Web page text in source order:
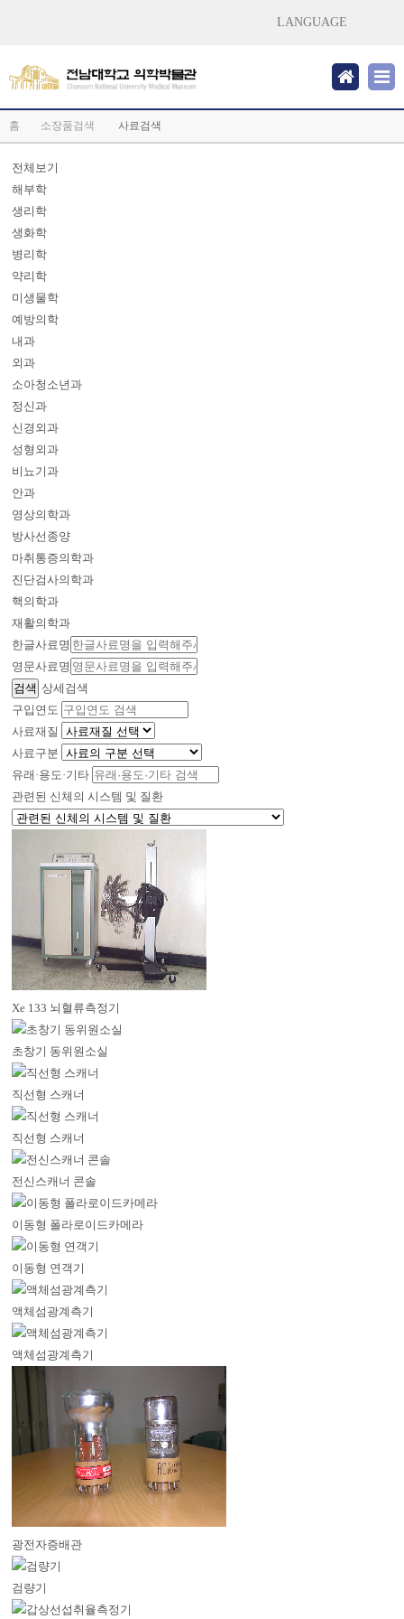
LANGUAGE
홈 소장품검색 사료검색
전체보기
해부학
생리학
생화학
병리학
약리학
미생물학
예방의학
내과
외과
소아청소년과
정신과
신경외과
성형외과
비뇨기과
안과
영상의학과
방사선종양
마취통증의학과
진단검사의학과
핵의학과
재활의학과
한글사료명
영문사료명
상세검색
구입연도
사료재질
사료구분
유래·용도·기타
관련된 신체의 시스템 및 질환
Xe 133 뇌혈류측정기
초창기 동위원소실
직선형 스캐너
직선형 스캐너
전신스캐너 콘솔
이동형 폴라로이드카메라
이동형 연객기
액체섬광계측기
액체섬광계측기
광전자증배관
검량기